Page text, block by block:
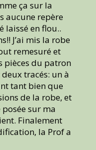
ça sur la
aucune repère
laissé en flou..
J’ai mis la robe
remesuré et
pièces du patron
tracés: un à
tant bien que
de la robe, et
sur ma
Finalement
la Prof a